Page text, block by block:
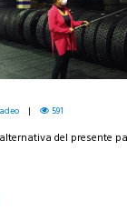
591
del presente